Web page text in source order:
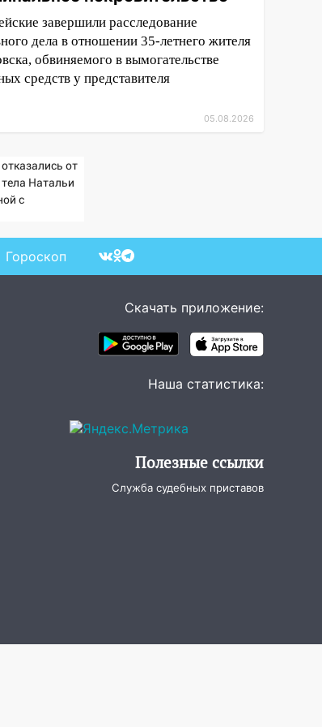
завершили расследование
дела в отношении 35-летнего жителя
обвиняемого в вымогательстве
средств у представителя
05.08.2026
от
Натальи
с
Гороскоп
Скачать приложение:
Наша статистика:
Полезные ссылки
Служба судебных приставов